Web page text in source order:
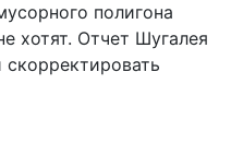
полигона
хотят. Отчет Шугалея
скорректировать